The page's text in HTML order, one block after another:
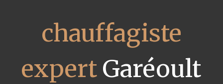
chauffagiste
expert Garéoult